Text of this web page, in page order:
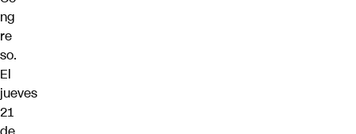
ng
re
so.
El
jueves
21